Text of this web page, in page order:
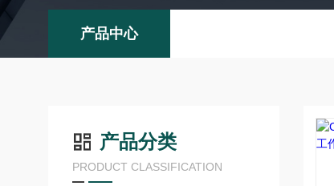
产品中心
产品分类
PRODUCT CLASSIFICATION